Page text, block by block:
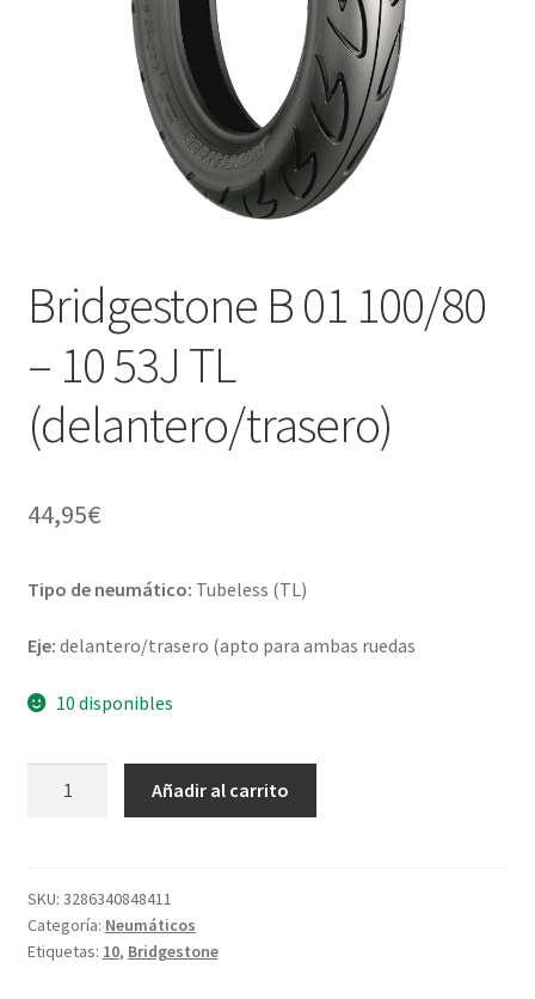
Bridgestone B 01 100/80
– 10 53J TL
(delantero/trasero)
44,95€
Tipo de neumático: Tubeless (TL)
Eje: delantero/trasero (apto para ambas ruedas
10 disponibles
-
10
53J
Añadir al carrito
SKU: 3286340848411
Categoría: Neumáticos
Etiquetas: 10, Bridgestone